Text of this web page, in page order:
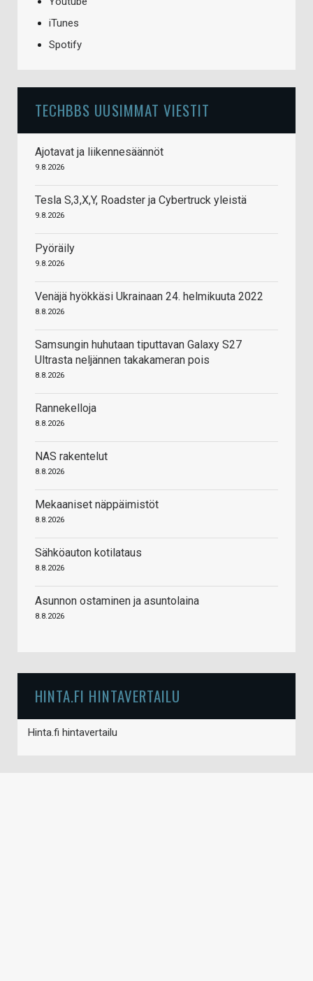
iTunes
Spotify
TECHBBS UUSIMMAT VIESTIT
Ajotavat ja liikennesäännöt
9.8.2026
Tesla S,3,X,Y, Roadster ja Cybertruck yleistä
9.8.2026
Pyöräily
9.8.2026
Venäjä hyökkäsi Ukrainaan 24. helmikuuta 2022
8.8.2026
Samsungin huhutaan tiputtavan Galaxy S27
Ultrasta neljännen takakameran pois
8.8.2026
Rannekelloja
8.8.2026
NAS rakentelut
8.8.2026
Mekaaniset näppäimistöt
8.8.2026
Sähköauton kotilataus
8.8.2026
Asunnon ostaminen ja asuntolaina
8.8.2026
HINTA.FI HINTAVERTAILU
Hinta.fi hintavertailu